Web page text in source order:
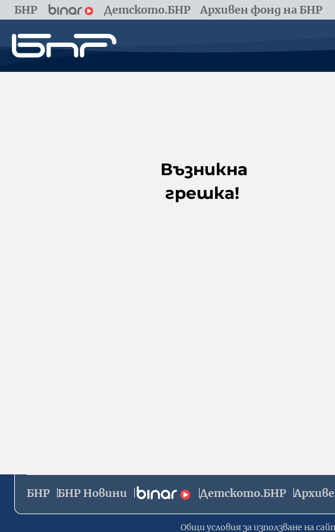
БНР Детското.БНР Архивен фонд на БНР
Възникна
грешка!
БНР БНР Новини Детското.БНР
Общи условия за използване на